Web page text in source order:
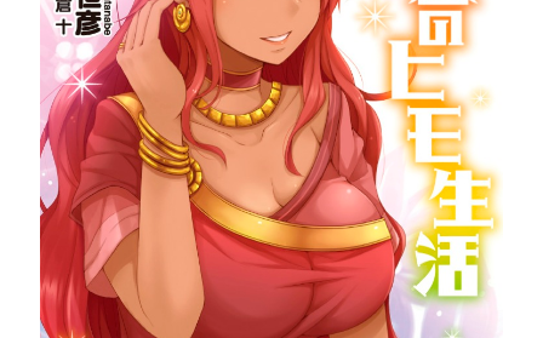
コミックス配信
特設サイト